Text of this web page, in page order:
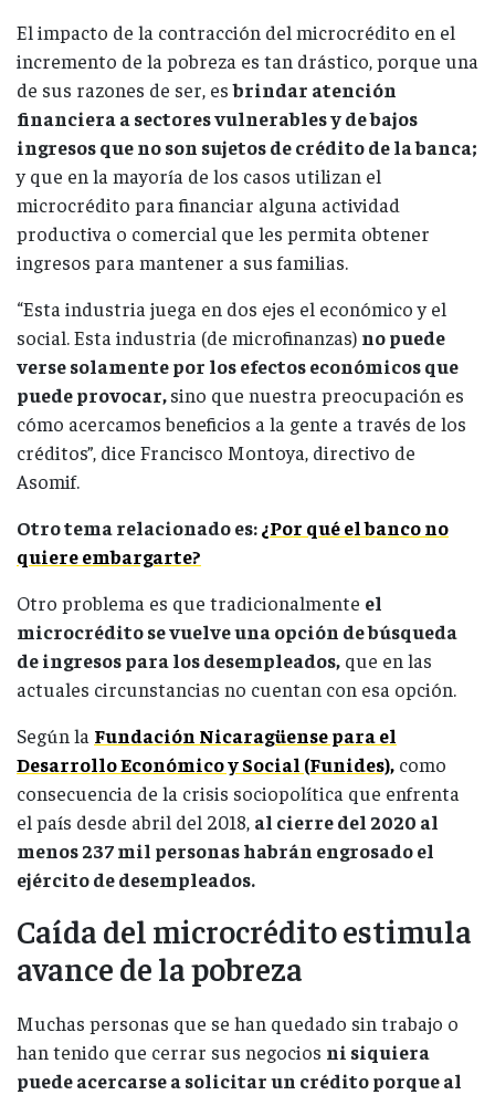
El impacto de la contracción del microcrédito en el
incremento de la pobreza es tan drástico, porque una
de sus razones de ser, esbrindar atención
financiera a sectores vulnerables y de bajos
ingresos que no son sujetos de crédito de la banca;
y que en la mayoría de los casos utilizan el
microcrédito para financiar alguna actividad
productiva o comercial que les permita obtener
ingresos para mantener a sus familias.
“Esta industria juega en dos ejes el económico y el
social. Esta industria (de microfinanzas) no puede
verse solamente por los efectos económicos que
puede provocar,sino que nuestra preocupación es
cómo acercamos beneficios a la gente a través de los
créditos”, dice Francisco Montoya, directivo de
Asomif.
Otro tema relacionado es:¿Por qué el banco no
quiere embargarte?
Otro problema es que tradicionalmente el
microcrédito se vuelve una opción de búsqueda
de ingresos para los desempleados, que en las
actuales circunstancias no cuentan con esa opción.
Según la Fundación Nicaragüense para el
Desarrollo Económico y Social (Funides), como
consecuencia de la crisis sociopolítica que enfrenta
el país desde abril del 2018, al cierre del 2020 al
menos 237 mil personas habrán engrosado el
ejército de desempleados.
Caída del microcrédito estimula
avance de la pobreza
Muchas personas que se han quedado sin trabajo o
han tenido que cerrar sus negocios ni siquiera
puede acercarse a solicitar un crédito porque al